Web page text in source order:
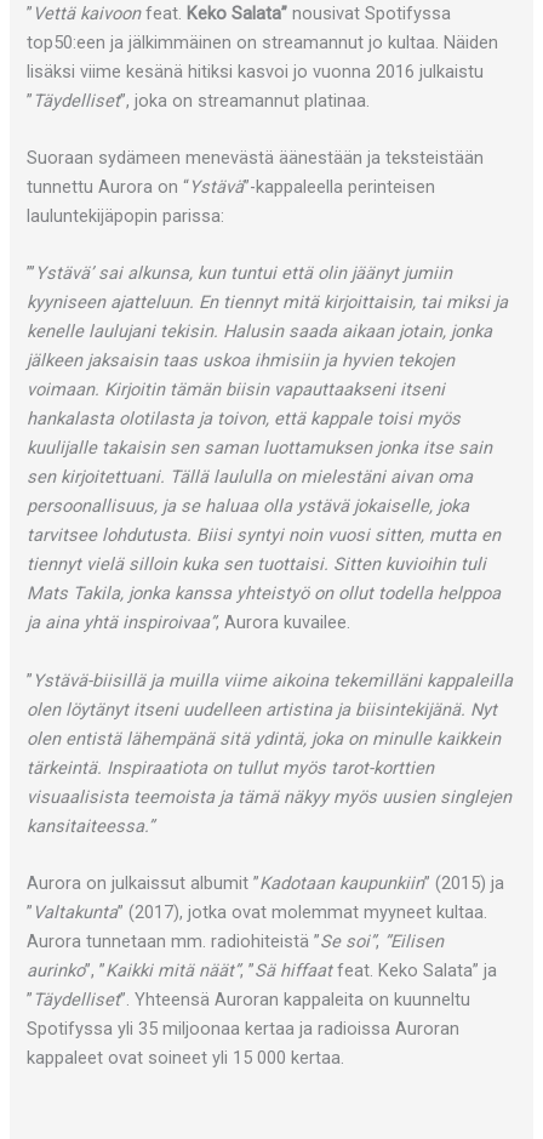
” Vettä kaivoonfeat. Keko Salata” nousivat Spotifyssa
top50:een ja jälkimmäinen on streamannut jo kultaa. Näiden
lisäksi viime kesänä hitiksi kasvoi jo vuonna 2016 julkaistu
” Täydelliset”, joka on streamannut platinaa.
Suoraan sydämeen menevästä äänestään ja teksteistään
tunnettu Aurora on “Ystävä”-kappaleella perinteisen
lauluntekijäpopin parissa:
”’ Ystävä’ sai alkunsa, kun tuntui että olin jäänyt jumiin
kyyniseen ajatteluun. En tiennyt mitä kirjoittaisin, tai miksi ja
kenelle laulujani tekisin. Halusin saada aikaan jotain, jonka
jälkeen jaksaisin taas uskoa ihmisiin ja hyvien tekojen
voimaan. Kirjoitin tämän biisin vapauttaakseni itseni
hankalasta olotilasta ja toivon, että kappale toisi myös
kuulijalle takaisin sen saman luottamuksen jonka itse sain
sen kirjoitettuani. Tällä laululla on mielestäni aivan oma
persoonallisuus, ja se haluaa olla ystävä jokaiselle, joka
tarvitsee lohdutusta. Biisi syntyi noin vuosi sitten, mutta en
tiennyt vielä silloin kuka sen tuottaisi. Sitten kuvioihin tuli
Mats Takila, jonka kanssa yhteistyö on ollut todella helppoa
ja aina yhtä inspiroivaa”, Aurora kuvailee.
” Ystävä-biisillä ja muilla viime aikoina tekemilläni kappaleilla
olen löytänyt itseni uudelleen artistina ja biisintekijänä. Nyt
olen entistä lähempänä sitä ydintä, joka on minulle kaikkein
tärkeintä. Inspiraatiota on tullut myös tarot-korttien
visuaalisista teemoista ja tämä näkyy myös uusien singlejen
kansitaiteessa.”
Aurora on julkaissut albumit ”Kadotaan kaupunkiin” (2015) ja
” Valtakunta” (2017), jotka ovat molemmat myyneet kultaa.
Aurora tunnetaan mm. radiohiteistä ”Se soi”, ”Eilisen
aurinko”, ”Kaikki mitä näät”, ”Sä hiffaatfeat. Keko Salata” ja
” Täydelliset”. Yhteensä Auroran kappaleita on kuunneltu
Spotifyssa yli 35 miljoonaa kertaa ja radioissa Auroran
kappaleet ovat soineet yli 15 000 kertaa.